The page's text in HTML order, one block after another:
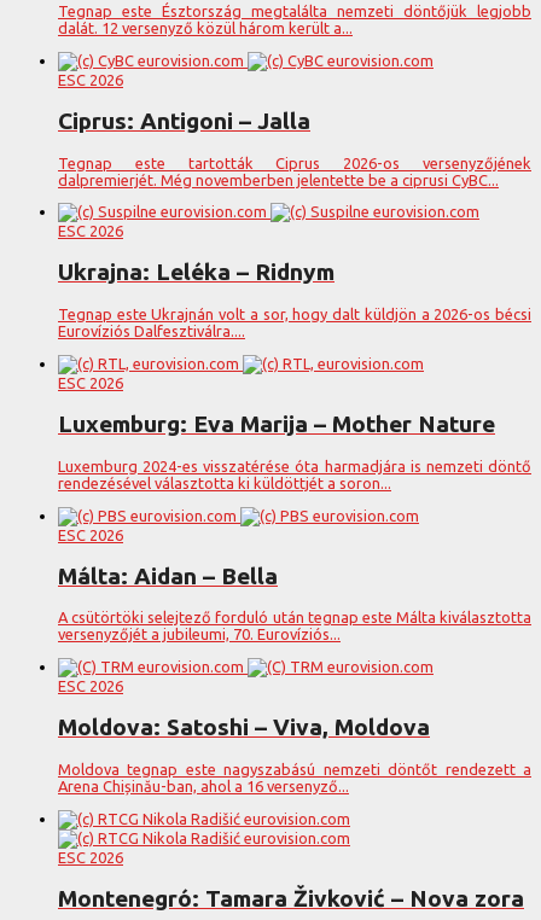
Tegnap este Észtország megtalálta nemzeti döntőjük legjobb
dalát. 12 versenyző közül három került a...
ESC 2026
Ciprus: Antigoni – Jalla
Tegnap este tartották Ciprus 2026-os versenyzőjének
dalpremierjét. Még novemberben jelentette be a ciprusi CyBC...
ESC 2026
Ukrajna: Leléka – Ridnym
Tegnap este Ukrajnán volt a sor, hogy dalt küldjön a 2026-os bécsi
Eurovíziós Dalfesztiválra....
ESC 2026
Luxemburg: Eva Marija – Mother Nature
Luxemburg 2024-es visszatérése óta harmadjára is nemzeti döntő
rendezésével választotta ki küldöttjét a soron...
ESC 2026
Málta: Aidan – Bella
A csütörtöki selejtező forduló után tegnap este Málta kiválasztotta
versenyzőjét a jubileumi, 70. Eurovíziós...
ESC 2026
Moldova: Satoshi – Viva, Moldova
Moldova tegnap este nagyszabású nemzeti döntőt rendezett a
Arena Chișinău-ban, ahol a 16 versenyző...
ESC 2026
Montenegró: Tamara Živković – Nova zora